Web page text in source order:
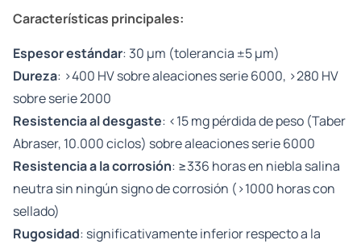
Características principales:
Espesor estándar: 30 µm (tolerancia ±5 µm)
Dureza: >400 HV sobre aleaciones serie 6000, >280 HV
sobre serie 2000
Resistencia al desgaste: <15 mg pérdida de peso (Taber
Abraser, 10.000 ciclos) sobre aleaciones serie 6000
Resistencia a la corrosión: ≥336 horas en niebla salina
neutra sin ningún signo de corrosión (>1000 horas con
sellado)
Rugosidad: significativamente inferior respecto a la